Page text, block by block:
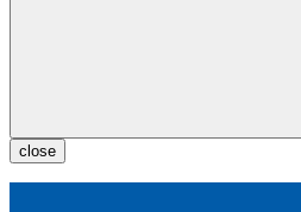
close